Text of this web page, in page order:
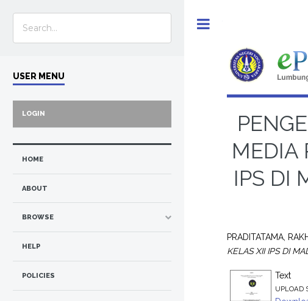
MEDIA
IPS DI
PRADITATAMA,
KELAS XII IPS DI
Text
UPLOAD
USER MENU
LOGIN
HOME
ABOUT
BROWSE
HELP
POLICIES